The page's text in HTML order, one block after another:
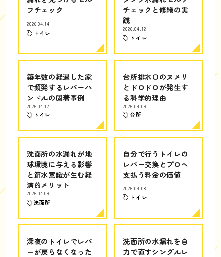
フチェック
2026.04.14
トイレ
チェックと修繕の実
践
2026.04.12
トイレ
築年数の経過した家
で頻発するレバーハ
ンドルの固着事例
2026.04.12
トイレ
台所排水口のヌメリ
とドロドロが発生す
る科学的理由
2026.04.09
台所
洗面所の水漏れが地
球環境に与える影響
と節水意識が生む経
済的メリット
2026.04.09
洗面所
自分で行うトイレの
レバー交換とプロへ
支払う料金の価値
2026.04.08
トイレ
深夜のトイレでレバ
ーが戻らなくなった
洗面所の水漏れを自
力で直すシングルレ